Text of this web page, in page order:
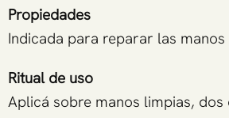
Propiedades
Indicada para reparar las
Ritual de uso
Aplicá sobre manos limpias, dos